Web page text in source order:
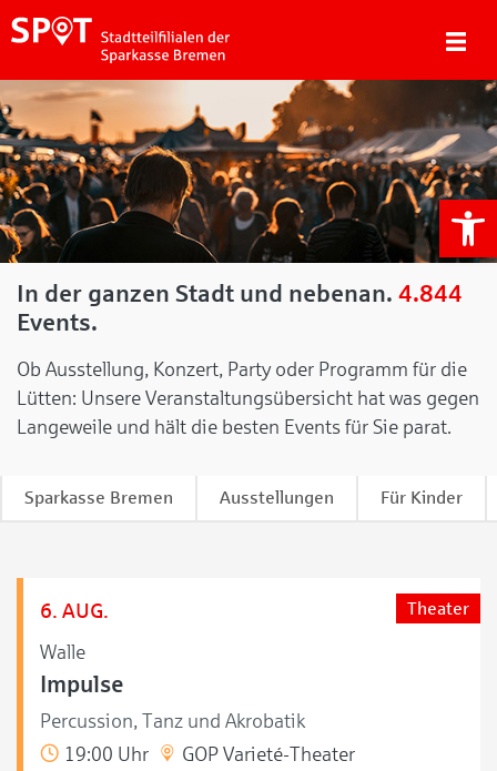
In der ganzen Stadt und nebenan. 4.844
Events.
Ob Ausstellung, Konzert, Party oder Programm für die
Lütten: Unsere Veranstaltungsübersicht hat was gegen
Langeweile und hält die besten Events für Sie parat.
Sparkasse Bremen Ausstellungen Für Kinder
6. AUG.
Walle
Theater
Impulse
Percussion, Tanz und Akrobatik
19:00 Uhr
GOP Varieté-Theater